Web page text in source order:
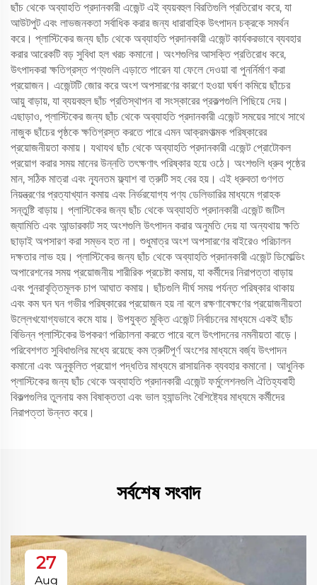
ছাঁচ থেকে অব্যাহতি প্রদানকারী এজেন্ট এই ব্যয়বহুল বিরতিগুলি প্রতিরোধ করে, যা
আউটপুট এবং লাভজনকতা সর্বাধিক করার জন্য ধারাবাহিক উৎপাদন চক্রকে সমর্থন
করে। প্লাস্টিকের জন্য ছাঁচ থেকে অব্যাহতি প্রদানকারী এজেন্ট কার্যকরভাবে ব্যবহার
করার আরেকটি বড় সুবিধা হল খরচ কমানো। অংশগুলির আসক্তি প্রতিরোধ করে,
উৎপাদকরা ক্ষতিগ্রস্ত পণ্যগুলি এড়াতে পারেন যা ফেলে দেওয়া বা পুনর্নির্মাণ করা
প্রয়োজন। এজেন্টটি জোর করে অংশ অপসারণের কারণে হওয়া ঘর্ষণ কমিয়ে ছাঁচের
আয়ু বাড়ায়, যা ব্যয়বহুল ছাঁচ প্রতিস্থাপন বা সংস্কারের প্রকল্পগুলি পিছিয়ে দেয়।
এছাড়াও, প্লাস্টিকের জন্য ছাঁচ থেকে অব্যাহতি প্রদানকারী এজেন্ট সময়ের সাথে সাথে
নাজুক ছাঁচের পৃষ্ঠকে ক্ষতিগ্রস্ত করতে পারে এমন আক্রমণাত্মক পরিষ্কারের
প্রয়োজনীয়তা কমায়। যথাযথ ছাঁচ থেকে অব্যাহতি প্রদানকারী এজেন্ট প্রোটোকল
প্রয়োগ করার সময় মানের উন্নতি তৎক্ষণাৎ পরিষ্কার হয়ে ওঠে। অংশগুলি ধ্রুব পৃষ্ঠের
মান, সঠিক মাত্রা এবং ন্যূনতম ফ্ল্যাশ বা ত্রুটি সহ বের হয়। এই ধ্রুবতা গুণগত
নিয়ন্ত্রণের প্রত্যাখ্যান কমায় এবং নির্ভরযোগ্য পণ্য ডেলিভারির মাধ্যমে গ্রাহক
সন্তুষ্টি বাড়ায়। প্লাস্টিকের জন্য ছাঁচ থেকে অব্যাহতি প্রদানকারী এজেন্ট জটিল
জ্যামিতি এবং আন্ডারকাট সহ অংশগুলি উৎপাদন করার অনুমতি দেয় যা অন্যথায় ক্ষতি
ছাড়াই অপসারণ করা সম্ভব হত না। শুধুমাত্র অংশ অপসারণের বাইরেও পরিচালন
দক্ষতার লাভ হয়। প্লাস্টিকের জন্য ছাঁচ থেকে অব্যাহতি প্রদানকারী এজেন্ট ডিমোল্ডিং
অপারেশনের সময় প্রয়োজনীয় শারীরিক প্রচেষ্টা কমায়, যা কর্মীদের নিরাপত্তা বাড়ায়
এবং পুনরাবৃত্তিমূলক চাপ আঘাত কমায়। ছাঁচগুলি দীর্ঘ সময় পর্যন্ত পরিষ্কার থাকায়
এবং কম ঘন ঘন গভীর পরিষ্কারের প্রয়োজন হয় না বলে রক্ষণাবেক্ষণের প্রয়োজনীয়তা
উল্লেখযোগ্যভাবে কমে যায়। উপযুক্ত মুক্তি এজেন্ট নির্বাচনের মাধ্যমে একই ছাঁচ
বিভিন্ন প্লাস্টিকের উপকরণ পরিচালনা করতে পারে বলে উৎপাদনের নমনীয়তা বাড়ে।
পরিবেশগত সুবিধাগুলির মধ্যে রয়েছে কম ত্রুটিপূর্ণ অংশের মাধ্যমে বর্জ্য উৎপাদন
কমানো এবং অনুকূলিত প্রয়োগ পদ্ধতির মাধ্যমে রাসায়নিক ব্যবহার কমানো। আধুনিক
প্লাস্টিকের জন্য ছাঁচ থেকে অব্যাহতি প্রদানকারী এজেন্ট ফর্মুলেশনগুলি ঐতিহ্যবাহী
বিকল্পগুলির তুলনায় কম বিষাক্ততা এবং ভাল হ্যান্ডলিং বৈশিষ্ট্যের মাধ্যমে কর্মীদের
নিরাপত্তা উন্নত করে।
সর্বশেষ সংবাদ
27
Aug